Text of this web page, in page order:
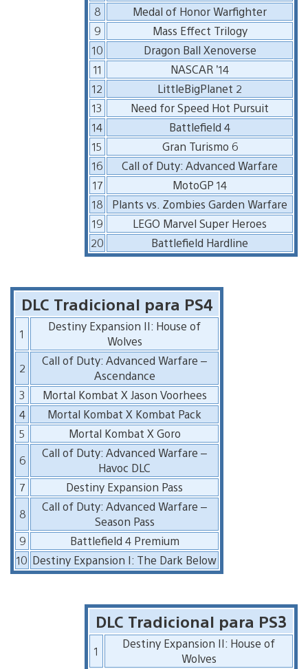
8
Medal of Honor Warfighter
9
Mass Effect Trilogy
10
Dragon Ball Xenoverse
11
NASCAR ’14
12
LittleBigPlanet 2
13
Need for Speed Hot Pursuit
14
Battlefield 4
15
Gran Turismo 6
16
Call of Duty: Advanced Warfare
17
MotoGP 14
18
Plants vs. Zombies Garden Warfare
19
LEGO Marvel Super Heroes
20
Battlefield Hardline
DLC Tradicional para PS4
1
Destiny Expansion II: House of
Wolves
2
Call of Duty: Advanced Warfare –
Ascendance
3
Mortal Kombat X Jason Voorhees
4
Mortal Kombat X Kombat Pack
5
Mortal Kombat X Goro
6
Call of Duty: Advanced Warfare –
Havoc DLC
7
Destiny Expansion Pass
8
Call of Duty: Advanced Warfare –
Season Pass
9
Battlefield 4 Premium
10 Destiny Expansion I: The Dark Below
DLC Tradicional para PS3
1
Destiny Expansion II: House of
Wolves